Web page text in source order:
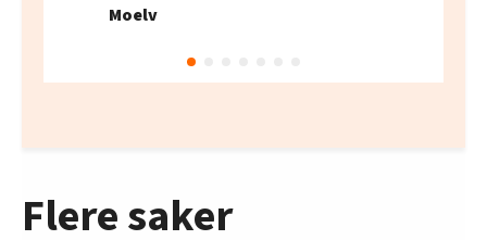
Moelv
Flere saker